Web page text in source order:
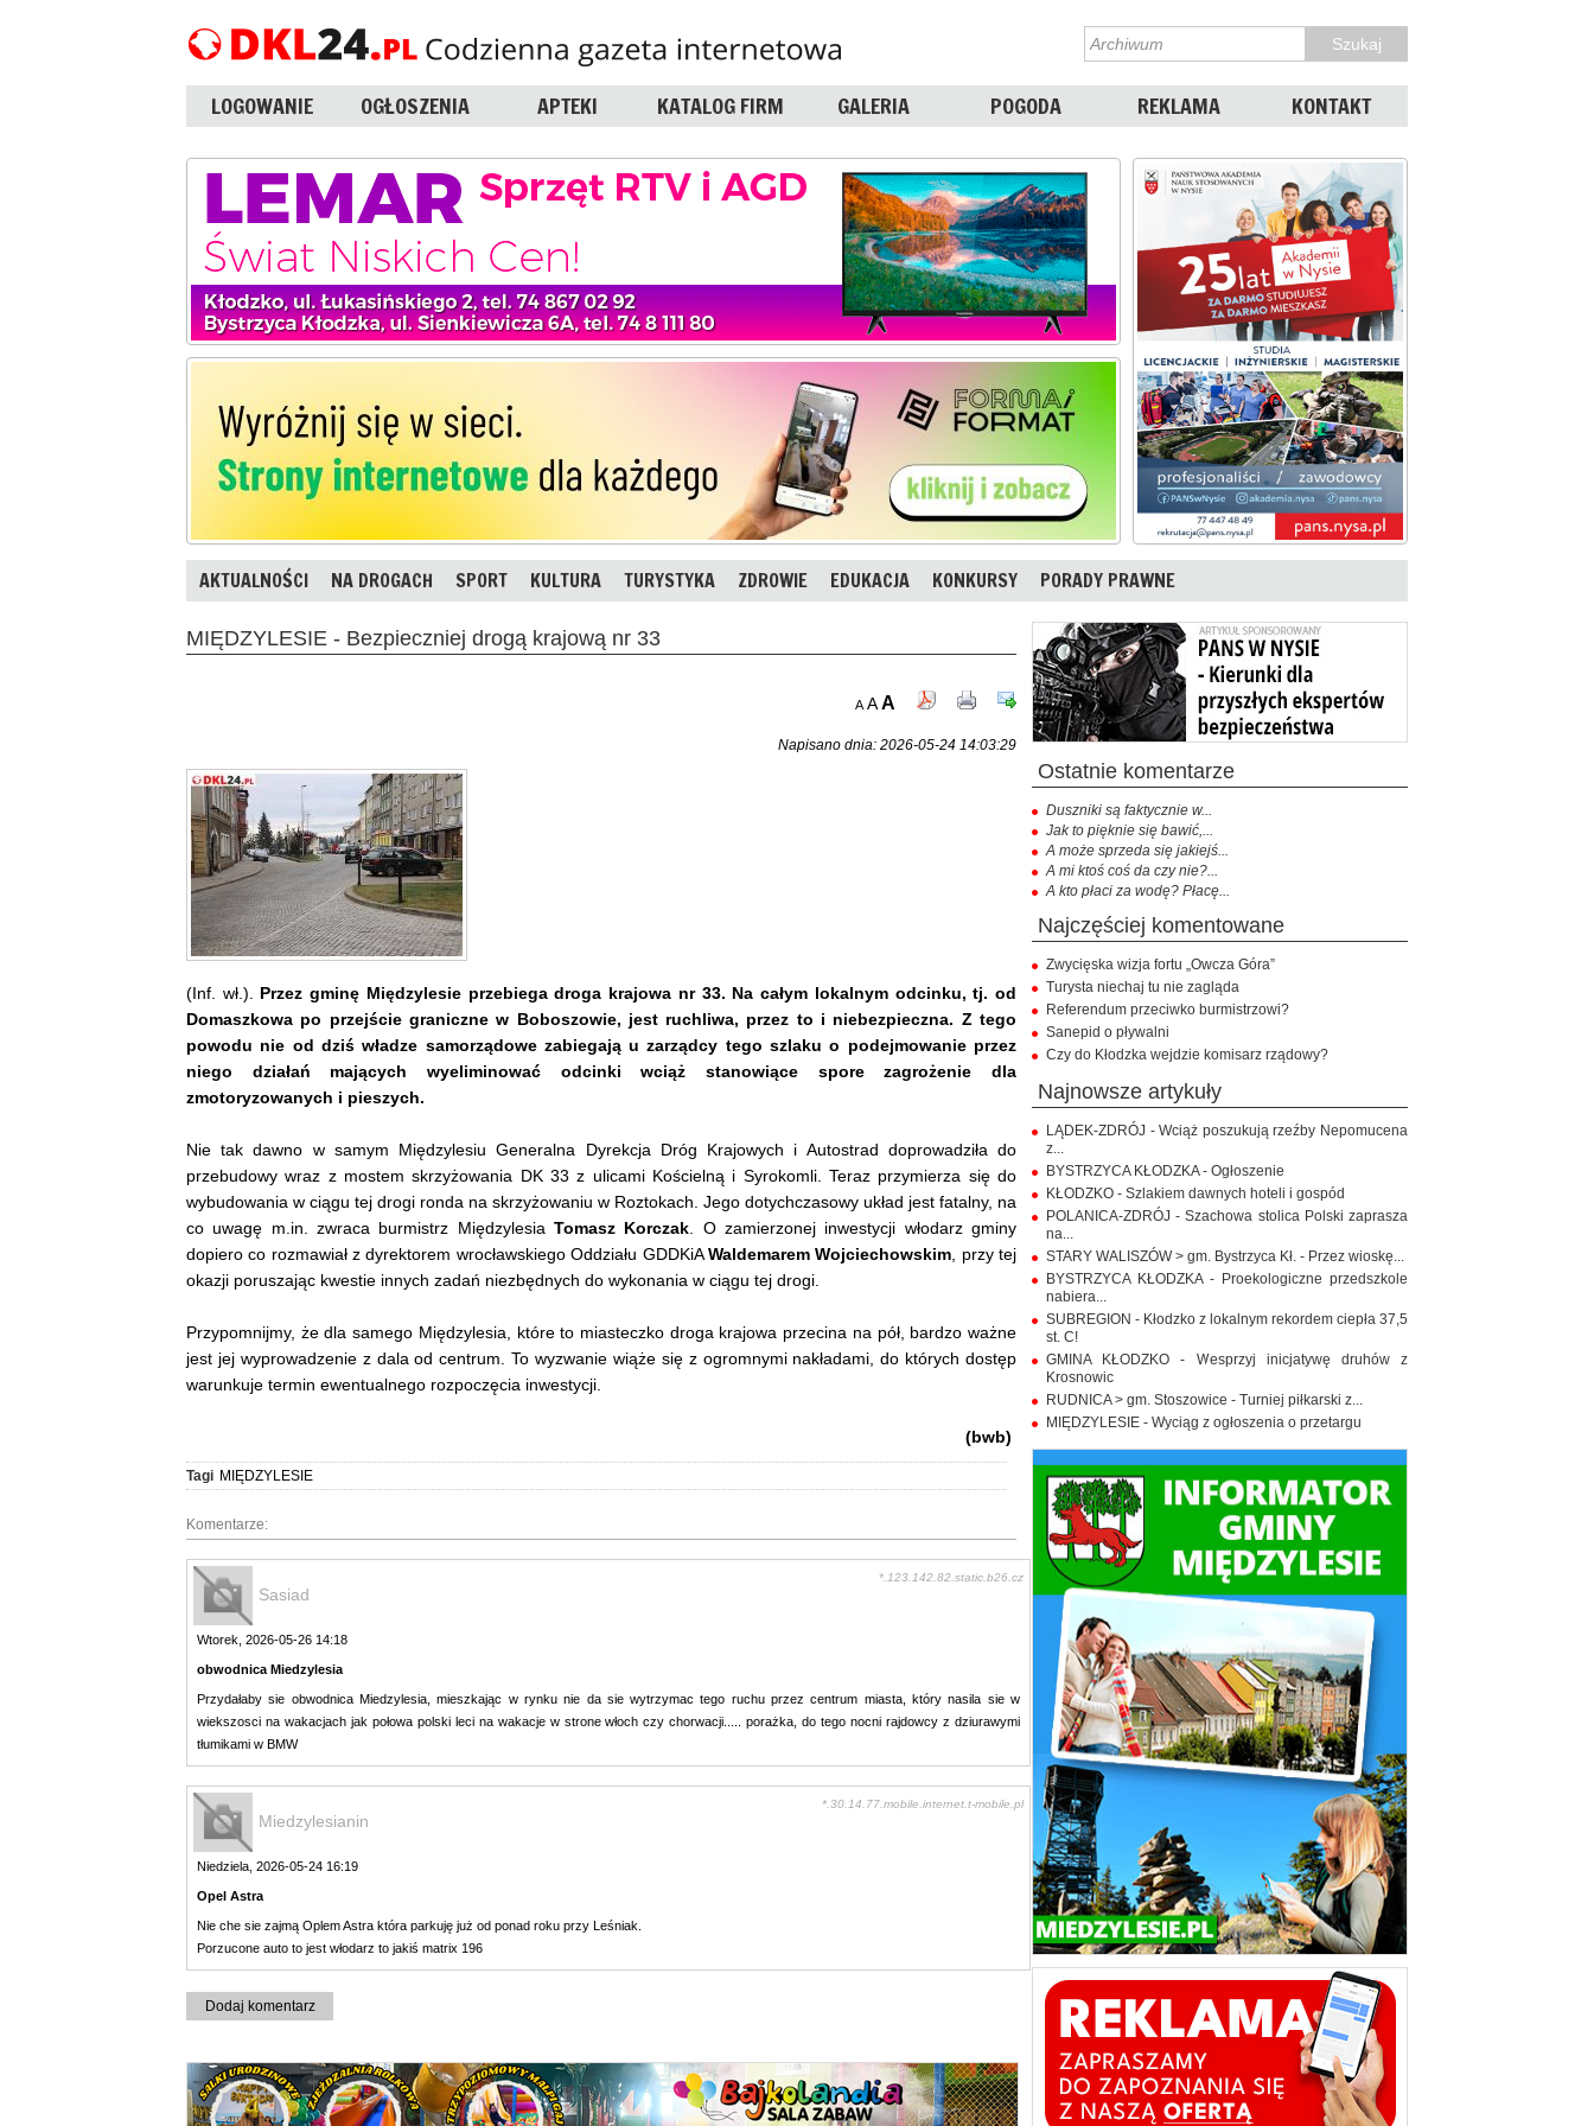
LOGOWANIE OGŁOSZENIA APTEKI KATALOG FIRM GALERIA POGODA REKLAMA KONTAKT
AKTUALNOŚCI NA DROGACH SPORT KULTURA TURYSTYKA ZDROWIE EDUKACJA KONKURSY PORADY PRAWNE
MIĘDZYLESIE - Bezpieczniej drogą krajową nr 33
A AA
Napisano dnia: 2026-05-24 14:03:29
(Inf. wł.).
Przez gminę Międzylesie przebiega droga krajowa nr 33. Na całym lokalnym odcinku, tj. od
Domaszkowa po przejście graniczne w Boboszowie, jest ruchliwa, przez to i niebezpieczna. Z tego
powodu nie od dziś władze samorządowe zabiegają u zarządcy tego szlaku o podejmowanie przez
niego działań mających wyeliminować odcinki wciąż stanowiące spore zagrożenie dla
zmotoryzowanych i pieszych.
Nie tak dawno w samym Międzylesiu Generalna Dyrekcja Dróg Krajowych i Autostrad doprowadziła do
przebudowy wraz z mostem skrzyżowania DK 33 z ulicami Kościelną i Syrokomli. Teraz przymierza się do
wybudowania w ciągu tej drogi ronda na skrzyżowaniu w Roztokach. Jego dotychczasowy układ jest fatalny, na
co uwagę m.in. zwraca burmistrz Międzylesia Tomasz Korczak . O zamierzonej inwestycji włodarz gminy
dopiero co rozmawiał z dyrektorem wrocławskiego Oddziału GDDKiAWaldemarem Wojciechowskim , przy tej
okazji poruszając kwestie innych zadań niezbędnych do wykonania w ciągu tej drogi.
Przypomnijmy, że dla samego Międzylesia, które to miasteczko droga krajowa przecina na pół, bardzo ważne
jest jej wyprowadzenie z dala od centrum. To wyzwanie wiąże się z ogromnymi nakładami, do których dostęp
warunkuje termin ewentualnego rozpoczęcia inwestycji.
(bwb)
Tagi MIĘDZYLESIE
Komentarze:
Sasiad
*.123.142.82.static.b26.cz
Wtorek, 2026-05-26 14:18
obwodnica Miedzylesia
Przydałaby sie obwodnica Miedzylesia, mieszkając w rynku nie da sie wytrzymac tego ruchu przez centrum miasta, który nasila sie w
wiekszosci na wakacjach jak połowa polski leci na wakacje w strone włoch czy chorwacji..... porażka, do tego nocni rajdowcy z dziurawymi
tłumikami w BMW
Miedzylesianin
*.30.14.77.mobile.internet.t-mobile.pl
Niedziela, 2026-05-24 16:19
Opel Astra
Nie che sie zajmą Oplem Astra która parkuję już od ponad roku przy Leśniak.
Porzucone auto to jest włodarz to jakiś matrix 196
Dodaj komentarz
ostatnie komentarze
Duszniki są faktycznie w...
Jak to pięknie się bawić,...
A może sprzeda się jakiejś...
A mi ktoś coś da czy nie?...
A kto płaci za wodę? Płacę...
najczęściej komentowane
Zwycięska wizja fortu „Owcza Góra”
Turysta niechaj tu nie zagląda
Referendum przeciwko burmistrzowi?
Sanepid o pływalni
Czy do Kłodzka wejdzie komisarz rządowy?
najnowsze artykuły
LĄDEK-ZDRÓJ - Wciąż poszukują rzeźby Nepomucena
z...
BYSTRZYCA KŁODZKA - Ogłoszenie
KŁODZKO - Szlakiem dawnych hoteli i gospód
POLANICA-ZDRÓJ - Szachowa stolica Polski zaprasza
na...
STARY WALISZÓW > gm. Bystrzyca Kł. - Przez wioskę...
BYSTRZYCA KŁODZKA - Proekologiczne przedszkole
nabiera...
SUBREGION - Kłodzko z lokalnym rekordem ciepła 37,5
st. C!
GMINA KŁODZKO - Wesprzyj inicjatywę druhów z
Krosnowic
RUDNICA > gm. Stoszowice - Turniej piłkarski z...
MIĘDZYLESIE - Wyciąg z ogłoszenia o przetargu